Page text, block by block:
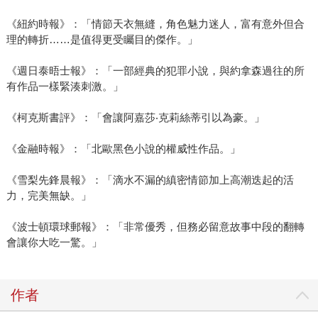
《紐約時報》：「情節天衣無縫，角色魅力迷人，富有意外但合
理的轉折……是值得更受矚目的傑作。」
《週日泰晤士報》：「一部經典的犯罪小說，與約拿森過往的所
有作品一樣緊湊刺激。」
《柯克斯書評》：「會讓阿嘉莎‧克莉絲蒂引以為豪。」
《金融時報》：「北歐黑色小說的權威性作品。」
《雪梨先鋒晨報》：「滴水不漏的縝密情節加上高潮迭起的活
力，完美無缺。」
《波士頓環球郵報》：「非常優秀，但務必留意故事中段的翻轉
會讓你大吃一驚。」
作者